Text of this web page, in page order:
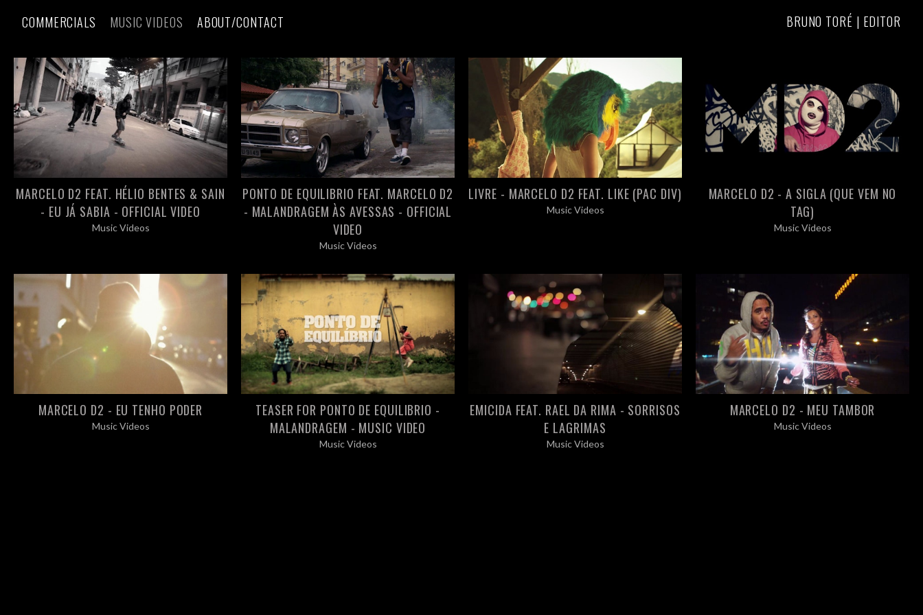
BRUNO TORÉ | EDITOR
COMMERCIALS MUSIC VIDEOS ABOUT/CONTACT
MARCELO D2 FEAT. HÉLIO BENTES & SAIN
- EU JÁ SABIA - OFFICIAL VIDEO
Music Videos
PONTO DE EQUILIBRIO FEAT. MARCELO D2
- MALANDRAGEM ÀS AVESSAS - OFFICIAL
VIDEO
Music Videos
LIVRE - MARCELO D2 FEAT. LIKE (PAC DIV)
Music Videos
MARCELO D2 - A SIGLA (QUE VEM NO
TAG)
Music Videos
MARCELO D2 - EU TENHO PODER
Music Videos
TEASER FOR PONTO DE EQUILIBRIO -
MALANDRAGEM - MUSIC VIDEO
Music Videos
EMICIDA FEAT. RAEL DA RIMA - SORRISOS
E LAGRIMAS
Music Videos
MARCELO D2 - MEU TAMBOR
Music Videos